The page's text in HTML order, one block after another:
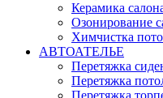
Керамика
Озонирование
Химчистка
АВТОАТЕЛЬЕ
Перетяжка
Перетяжка
Перетяжка